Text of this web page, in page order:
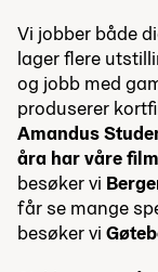
Vi jobber både
lager flere
og jobb med
produserer
Amandus
åra har våre
besøker vi
får se mange
besøker vi